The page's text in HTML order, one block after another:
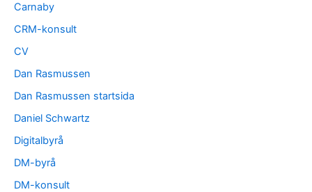
Carnaby
CRM-konsult
CV
Dan Rasmussen
Dan Rasmussen startsida
Daniel Schwartz
Digitalbyrå
DM-byrå
DM-konsult